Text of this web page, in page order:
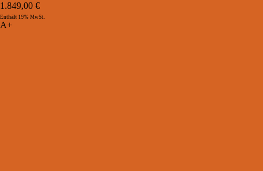
1.849,00 €
Enthält 19% MwSt.
A+